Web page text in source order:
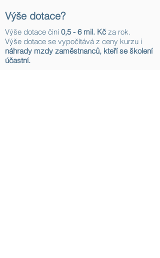
Výše dotace?
Výše dotace činí 0,5 - 6 mil. Kč za rok.
Výše dotace se vypočítává z ceny kurzu i
náhrady mzdy zaměstnanců, kteří se školení
účastní.